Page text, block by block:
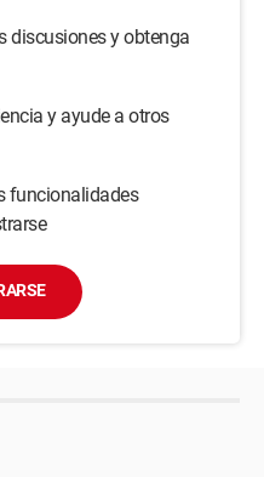
discusiones y obtenga
y ayude a otros
funcionalidades